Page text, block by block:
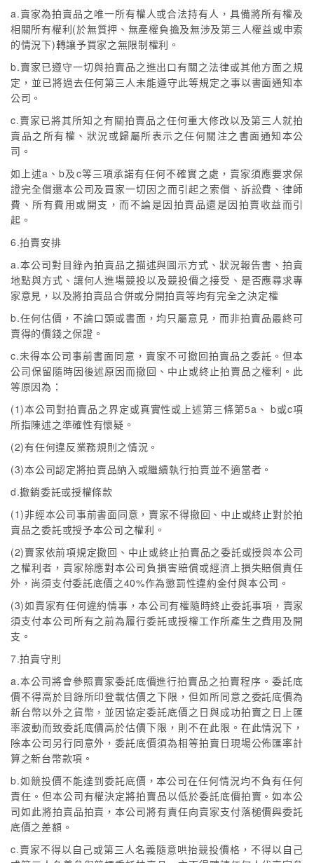
a.賣家為拍賣品之唯一所有權人或合法持有人，具備將所有權及
相關所有權利(於無質押、無產權負擔及無涉及第三人權益或申索
的情況下)轉讓予買家之無限制權利。
b.賣家已遵守一切與拍賣品之進出口有關之法律或其他方面之規
定，並已將過去任何第三人未能遵守此等規定之事以書面通知本
公司。
c.賣家已將其所知之有關拍賣品之任何重大修改以及第三人就拍
賣品之所有權、狀況或歸屬所表示之任何關注之書面通知本公
司。
如上述a、b及c等三項承諾有任何不確實之處，賣家須應要求保
證完全償還本公司及買家一切因之而引起之索償、訴訟費、律師
費、所有費用或開支，而不論是因拍賣品還是因拍賣收益而引
起。
6.拍賣安排
a.本公司對目錄內拍賣品之描述與圖示方式、狀況報告書、拍賣
地點與方式、讓何人進場競投以及競投價之接受、是否應尋求專
家意見，以及將拍賣品合併或分開拍賣等均有完全之決定權
b.任何估價，不論口頭或書面，均只屬意見，而非拍賣品最終可
賣得的價錢之保證。
c.未得本公司事前書面同意，賣家不可撤回拍賣品之委託。但本
公司保留隨時因後述原因而撤回、中止或終止拍賣品之權利。此
等原因為：
(1)本公司對拍賣品之界定或真實性或上述第三條第5a、 b或c項
所指陳述之準確性有懷疑。
(2)有任何違反業務規則之情況。
(3)本公司認定將拍賣品納入或繼續執行拍賣並不適當者。
d.撤銷委託或授權條款
(1)非經本公司事前書面同意，賣家不得撤回、中止或終止對於拍
賣品之委託或授予本公司之權利。
(2)賣家依前項規定撤回、中止或終止拍賣品之委託或授與本公司
之權利者，賣家除應對本公司負損害賠償或經濟上損失賠償責任
外，尚須支付委託底價之40%作為懲罰性違約金付與本公司。
(3)如賣家有任何違約情事，本公司有權隨時終止委託事項，賣家
須支付本公司所有之前為履行委託或授權工作所產生之費用及開
支。
7.拍賣守則
a.本公司將會參照賣家委託底價進行拍賣品之拍賣程序。委託底
價不得高於目錄所印登載估價之下限，但如所同意之委託底價為
新台幣以外之貨幣，並因協定委託底價之日與成功拍賣之日上匯
率波動而致委託底價高於估價下限，則不在此限。在此情況下，
除本公司另行同意外，委託底價須為相等拍賣日現場公佈匯率計
算之新台幣款項。
b.如競投價不能達到委託底價，本公司在任何情況均不負有任何
責任。但本公司有權決定將拍賣品以低於委託底價拍賣。如本公
司如此將拍賣品拍賣，本公司將有責任向賣家支付落槌價與委託
底價之差額。
c.賣家不得以自己或第三人名義隨意哄抬競投價格，不得以自己